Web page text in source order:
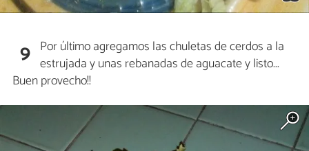
9 Por último agregamos las chuletas de cerdos a la
estrujada y unas rebanadas de aguacate y listo...
Buen provecho!!